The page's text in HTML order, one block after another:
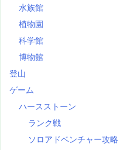
水族館
植物園
科学館
博物館
登山
ゲーム
ハースストーン
ランク戦
ソロアドベンチャー攻略